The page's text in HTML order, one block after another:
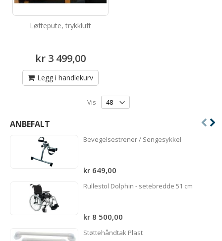
Løftepute, trykkluft
kr 3 499,00
Legg i handlekurv
Vis
ANBEFALT
Bevegelsestrener / Sengesykkel
kr 649,00
Rullestol Dolphin - setebredde 51 cm
kr 8 500,00
Støttehåndtak Plast